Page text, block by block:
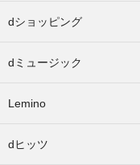
dショッピング
dミュージック
Lemino
dヒッツ